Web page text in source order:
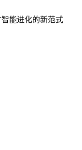
能进化的新范式